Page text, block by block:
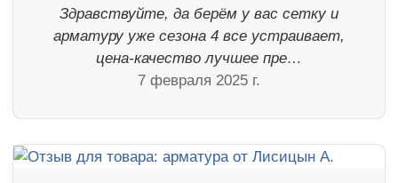
Здравствуйте, да берём у вас сетку и
арматуру уже сезона 4 все устраивает,
цена-качество лучшее пре…
7 февраля 2025 г.